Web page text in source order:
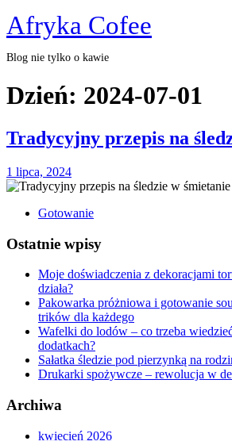
Skip
to
Afryka Cofee
Blog nie tylko o kawie
Menu
Dzień: 2024-07-01
Tradycyjny przepis na
1 lipca, 20241
lipca,
Gotowanie
Ostatnie wpisy
Moje doświadczenia z dekoracjami
działa?
Pakowarka próżniowa i gotowanie
trików dla każdego
Wafelki do lodów – co trzeba
dodatkach?
Sałatka śledzie pod pierzynką na
Drukarki spożywcze – rewolucja w
Archiwa
kwiecień 2026